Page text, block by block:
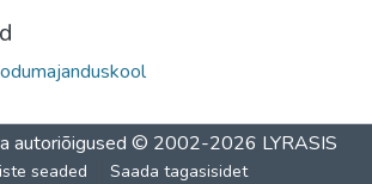
autoriõigused © 2002-2026 LYRASIS
seaded Saada tagasisidet